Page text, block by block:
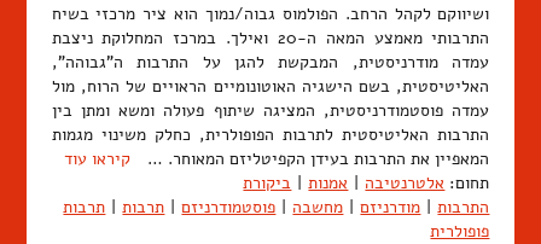
ושיווקם לקהל הרחב. הפולמוס גבוה/נמוך הוא ציר מרכזי בשיח
התרבותי מאמצע המאה ה-20 ואילך. במרכז המחלוקת ניצבת
עמדה מודרניסטית, המבקשת להגן על התרבות ה"גבוהה",
האליטיסטית, בשם הישגיה האוטונומיים הראויים של הרוח, מול
עמדה פוסטמודרניסטית, המציגה שיתוף פעולה ומשא ומתן בין
התרבות האליטיסטית לתרבות הפופולרית, כחלק משינוי מגמות
המאפיין את התרבות בעידן הקפיטליזם המאוחר. … קיראו עוד
תחום: אלטרנטיבה אמנות
ביקורת
התרבות
מודרניזם מחשבה פוסטמודרניזם תרבות
תרבות
פופולרית